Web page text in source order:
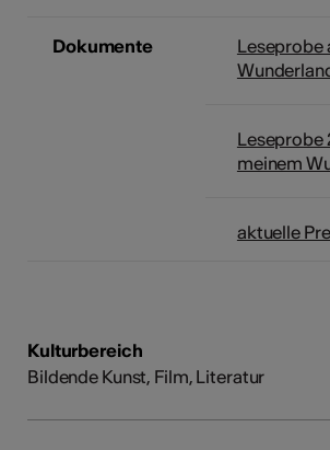
Dokumente
Leseprobe
Leseprobe
meinem
aktuelle
Kulturbereich
Bildende Kunst, Film, Literatur